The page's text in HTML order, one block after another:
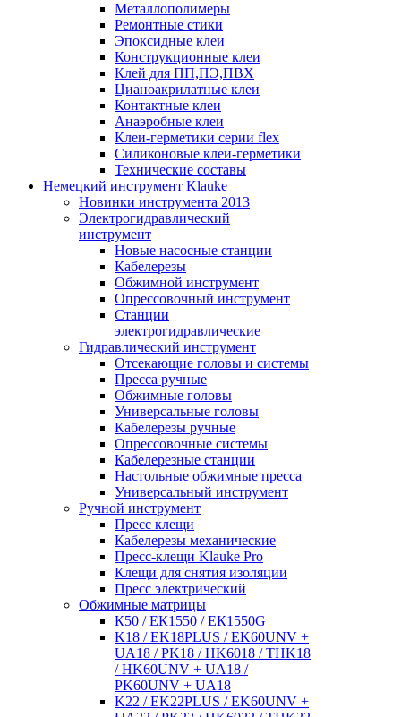
Металлополимеры
Ремонтные стики
Эпоксидные клеи
Конструкционные клеи
Клей для ПП,ПЭ,ПВХ
Цианоакрилатные клеи
Контактные клеи
Анаэробные клеи
Клеи-герметики серии flex
Силиконовые клеи-герметики
Технические составы
Немецкий инструмент Klauke
Новинки инструмента 2013
Электрогидравлический
инструмент
Новые насосные станции
Кабелерезы
Обжимной инструмент
Опрессовочный инструмент
Станции
электрогидравлические
Гидравлический инструмент
Отсекающие головы и системы
Пресса ручные
Обжимные головы
Универсальные головы
Кабелерезы ручные
Опрессовочные системы
Кабелерезные станции
Настольные обжимные пресса
Универсальный инструмент
Ручной инструмент
Пресс клещи
Кабелерезы механические
Пресс-клещи Klauke Pro
Клещи для снятия изоляции
Пресс электрический
Обжимные матрицы
К50 / ЕК1550 / ЕК1550G
K18 / EK18PLUS / EK60UNV +
UA18 / PK18 / HK6018 / THK18
/ HK60UNV + UA18 /
PK60UNV + UA18
K22 / EK22PLUS / EK60UNV +